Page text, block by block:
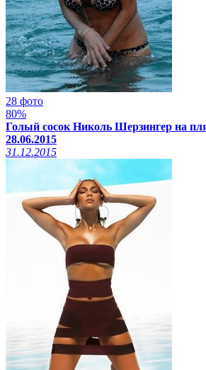
28 фото
80%
Голый сосок Николь Шерзингер на
28.06.2015
31.12.2015